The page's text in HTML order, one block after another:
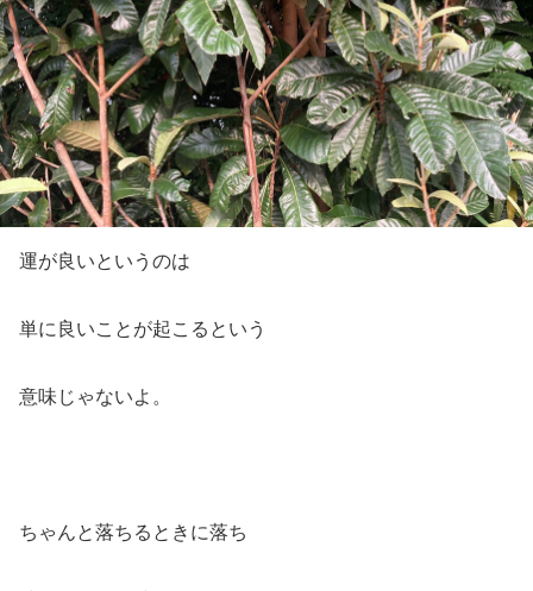
運が良いというのは
単に良いことが起こるという
意味じゃないよ。
ちゃんと落ちるときに落ち